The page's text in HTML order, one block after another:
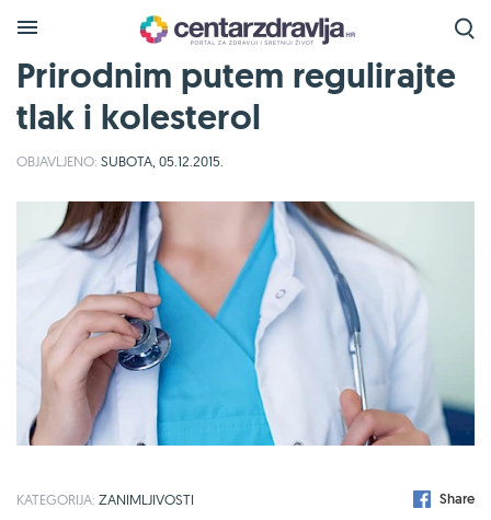
Prirodnim putem regulirajte
tlak i kolesterol
OBJAVLJENO: SUBOTA, 05.12.2015.
KATEGORIJA: ZANIMLJIVOSTI Share